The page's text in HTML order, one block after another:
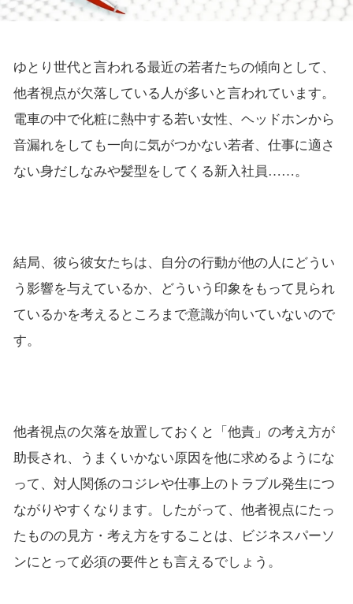
ゆとり世代と言われる最近の若者たちの傾向として、
他者視点が欠落している人が多いと言われています。
電車の中で化粧に熱中する若い女性、ヘッドホンから
音漏れをしても一向に気がつかない若者、仕事に適さ
ない身だしなみや髪型をしてくる新入社員……。
結局、彼ら彼女たちは、自分の行動が他の人にどうい
う影響を与えているか、どういう印象をもって見られ
ているかを考えるところまで意識が向いていないので
す。
他者視点の欠落を放置しておくと「他責」の考え方が
助長され、うまくいかない原因を他に求めるようにな
って、対人関係のコジレや仕事上のトラブル発生につ
ながりやすくなります。したがって、他者視点にたっ
たものの見方・考え方をすることは、ビジネスパーソ
ンにとって必須の要件とも言えるでしょう。